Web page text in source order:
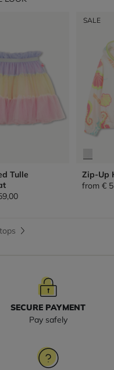
Tulle
SALE
Zip-Up
from€
SECURE PAYMENT
Pay safely